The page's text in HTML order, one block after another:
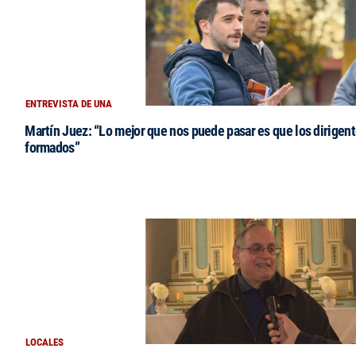
ENTREVISTA DE UNA
Martín Juez: “Lo mejor que nos puede pasar es que los
formados”
LOCALES